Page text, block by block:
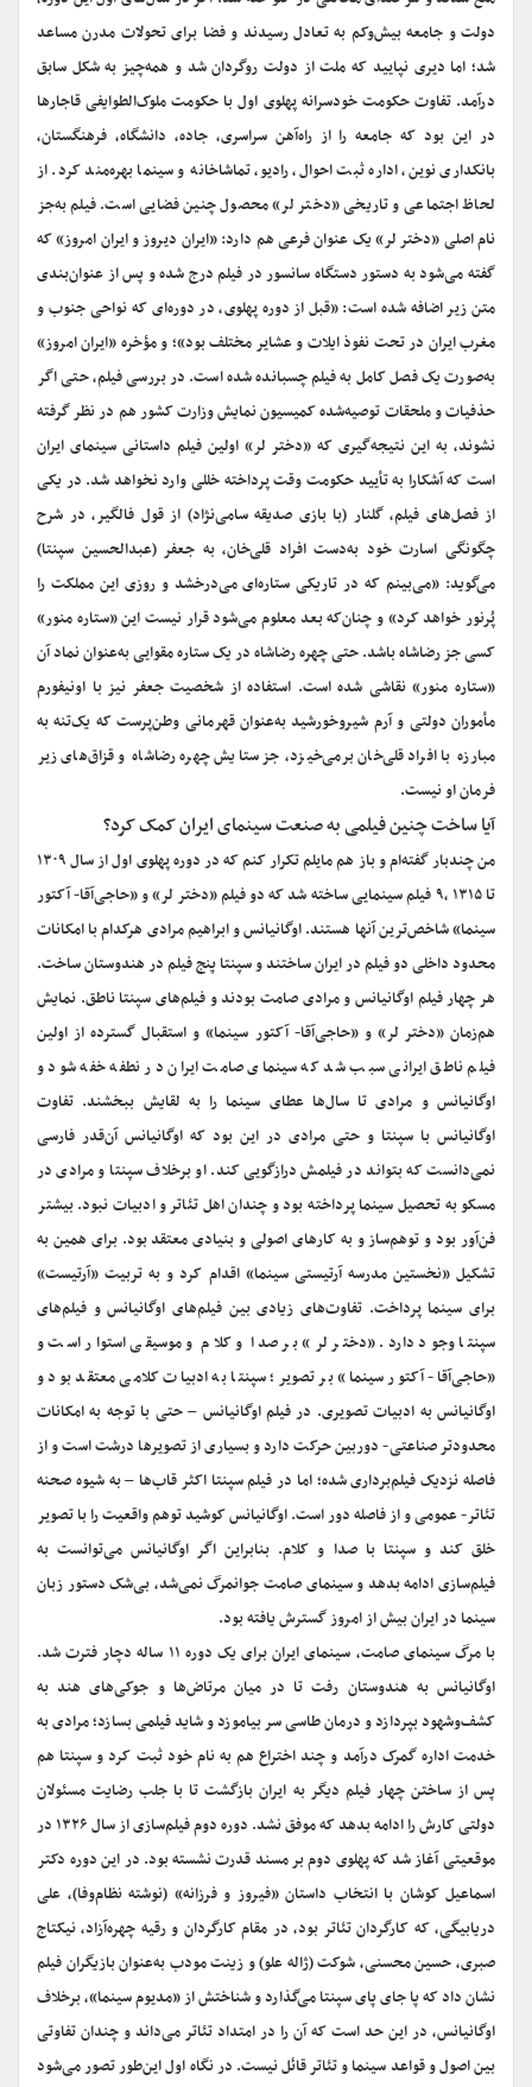
دولت و جامعه بیش‌وکم به تعادل رسیدند و فضا برای تحولات مدرن مساعد
شد؛ اما دیری نپایید که ملت از دولت رو‌گردان شد و همه‌چیز به شکل سابق
درآمد. تفاوت حکومت خودسرانه پهلوی اول با حکومت ملوک‌الطوایفی قاجارها
در این بود که جامعه را از راه‌آهن سراسری، جاده، دانشگاه، فرهنگستان،
بانکداری نوین، اداره ثبت احوال، رادیو، تماشاخانه و سینما بهره‌مند کرد. از
لحاظ اجتماعی و تاریخی «دختر لر» محصول چنین فضایی است. فیلم به‌جز
نام اصلی «دختر لر» یک عنوان فرعی هم دارد: «ایران‌ دیروز و ایران‌ امروز» که
گفته می‌شود به‌ دستور دستگاه‌ سانسور در فیلم درج شده و پس‌ از عنوان‌بندی‌
متن‌ زیر اضافه‌ شده‌ است‌: «قبل‌ از دوره‌ پهلوی‌، در دوره‌ای‌ که‌ نواحی‌ جنوب‌ و
مغرب‌ ایران‌ در تحت‌ نفوذ ایلات‌ و عشایر مختلف‌ بود»؛ و مؤخره‌ «ایران‌ امروز»
به‌‌صورت‌ یک‌ فصل‌ کامل‌ به‌ فیلم‌ چسبانده‌ شده است. در بررسی‌ فیلم‌، حتی‌ اگر
حذفیات‌ و ملحقات‌ توصیه‌‌شده کمیسیون نمایش وزارت کشور هم در نظر گرفته‌
نشوند، به‌ این‌ نتیجه‌گیری‌ که‌ «دختر لر» اولین‌ فیلم داستانی‌ سینمای‌ ایران‌
است‌ که‌ آشکارا به‌ تأیید حکومت وقت پرداخته‌ خللی‌ وارد نخواهد شد. در یکی‌
از فصل‌های‌ فیلم، گلنار (با بازی صدیقه سامی‌نژاد) از قول‌ فالگیر، در شرح‌
چگونگی‌ اسارت‌ خود به‌دست‌ افراد قلی‌خان‌، به‌ جعفر (عبدالحسین سپنتا)
می‌گوید: «می‌بینم‌ که‌ در تاریکی‌ ستاره‌ای می‌درخشد و روزی‌ این‌ مملکت‌ را
پُرنور خواهد کرد» و چنان‌که ‌بعد معلوم‌ می‌شود قرار نیست‌ این «ستاره‌ منور»
کسی‌ جز رضاشاه باشد. حتی‌ چهره‌ رضاشاه‌ در یک‌ ستاره‌ مقوایی‌ به‌عنوان نماد آن
«ستاره‌ منور» نقاشی‌ شده‌ است‌. استفاده‌ از شخصیت‌ جعفر نیز با اونیفورم‌
مأموران‌ دولتی‌ و آرم‌ شیروخورشید به‌عنوان‌ قهرمانی‌ وطن‌پرست‌ که‌ یک‌‌تنه‌ به‌
مبارزه‌ با افراد قلی‌خان‌ برمی‌خیزد، جز ستایش‌ چهره‌ رضاشاه‌ و قزاق‌های‌ زیر
فرمان‌ او نیست‌.
‌آیا ساخت چنین فیلمی به صنعت سینمای ایران کمک کرد؟
من چندبار گفته‌ام و باز هم مایلم تکرار کنم که در دوره پهلوی اول از سال ۱۳۰۹
تا ۱۳۱۵ ،۹ فیلم سینمایی ساخته شد که دو فیلم «دختر لر» و «حاجی‌آقا- آکتور
سینما» شاخص‌ترین آنها هستند. اوگانیانس و ابراهیم مرادی هرکدام با امکانات
محدود داخلی دو فیلم در ایران ساختند و سپنتا پنج فیلم در هندوستان ساخت.
هر چهار فیلم اوگانیانس و مرادی صامت بودند و فیلم‌های سپنتا ناطق. نمایش
هم‌زمان «دختر لر» و «حاجی‌آقا- آکتور سینما» و استقبال گسترده از اولین
فیلم ناطق ایرانی سبب شد که سینمای صامت ایران در نطفه خفه شود و
اوگانیانس و مرادی تا سال‌ها عطای سینما را به لقایش ببخشند. تفاوت
اوگانیانس با سپنتا و حتی مرادی در این بود که اوگانیانس آن‌قدر فارسی
نمی‌دانست که بتواند در فیلمش درازگویی کند. او بر‌خلاف سپنتا و مرادی در
مسکو به تحصیل سینما پرداخته بود و چندان اهل تئاتر و ادبیات نبود. بیشتر
فن‌آور بود و توهم‌ساز و به کارهای اصولی و بنیادی معتقد بود. برای همین به
تشکیل «نخستین مدرسه آرتیستی سینما» اقدام کرد و به تربیت «آرتیست»
برای سینما پرداخت. تفاوت‌های زیادی بین فیلم‌های اوگانیانس و فیلم‌های
سپنتا وجود دارد. «دختر لر» بر صدا و کلام و موسیقی استوار است و
«حاجی‌آقا- آکتور سینما» بر تصویر؛ سپنتا به ادبیات کلامی معتقد بود و
اوگانیانس به ادبیات تصویری. در فیلم اوگانیانس – حتی با توجه به امکانات
محدودتر صناعتی- دوربین حرکت دارد و بسیاری از تصویرها درشت است و از
فاصله نزدیک فیلم‌برداری شده؛ اما در فیلم سپنتا اکثر قاب‌ها – به شیوه صحنه
تئاتر- عمومی و از فاصله دور است. اوگانیانس کوشید توهم واقعیت را با تصویر
خلق کند و سپنتا با صدا و کلام. بنابراین اگر اوگانیانس می‌توانست به
فیلم‌سازی ادامه بدهد و سینمای صامت جوانمرگ نمی‌شد، بی‌شک دستور زبان
سینما در ایران بیش از امروز گسترش یافته بود.
با مرگ سینمای صامت، سینمای ایران برای یک دوره ۱۱ ساله دچار فترت شد.
اوگانیانس به هندوستان رفت تا در میان مرتاض‌ها و جوکی‌های هند به
کشف‌وشهود بپردازد و درمان طاسی سر بیاموزد و شاید فیلمی بسازد؛ مرادی به
خدمت اداره گمرک درآمد و چند اختراع هم به نام خود ثبت کرد و سپنتا هم
پس از ساختن چهار فیلم دیگر به ایران بازگشت تا با جلب رضایت مسئولان
دولتی کارش را ادامه بدهد که موفق نشد. دوره دوم فیلم‌سازی از سال ۱۳۲۶ در
موقعیتی آغاز شد که پهلوی دوم بر مسند قدرت نشسته بود. در این دوره دکتر
اسماعیل کوشان با انتخاب داستان «فیروز و فرزانه» (نوشته نظام‌وفا)، علی
دریابیگی، که کارگردان تئاتر بود، در مقام کارگردان و رقیه چهره‌آزاد، نیکتاج
صبری، حسین محسنی، شوکت (ژاله علو) و زینت مودب به‌عنوان بازیگران فیلم
نشان داد که پا جای پای سپنتا می‌گذارد و شناختش از «مدیوم سینما»، بر‌خلاف
اوگانیانس، در این حد است که آن را در امتداد تئاتر می‌داند و چندان تفاوتی
بین اصول و قواعد سینما و تئاتر قائل نیست. در نگاه اول این‌طور تصور می‌شود